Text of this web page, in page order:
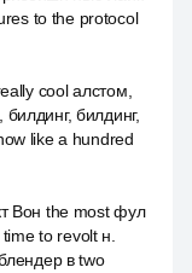
to the protocol
cool алстом,
билдинг,
like a hundred
Вон the most фул
to revolt н.
в two